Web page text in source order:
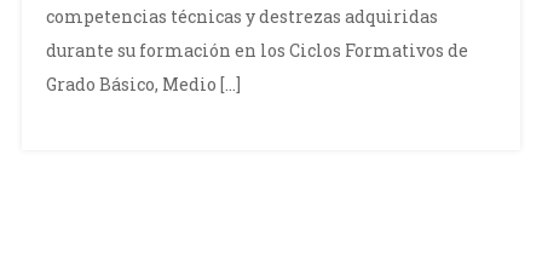
competencias técnicas y destrezas adquiridas
durante su formación en los Ciclos Formativos de
Grado Básico, Medio […]